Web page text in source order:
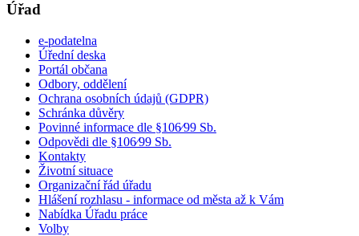
Úřad
e-podatelna
Úřední deska
Portál občana
Odbory, oddělení
Ochrana osobních údajů (GDPR)
Schránka důvěry
Povinné informace dle §106⁄99 Sb.
Odpovědi dle §106⁄99 Sb.
Kontakty
Životní situace
Organizační řád úřadu
Hlášení rozhlasu - informace od města až k Vám
Nabídka Úřadu práce
Volby